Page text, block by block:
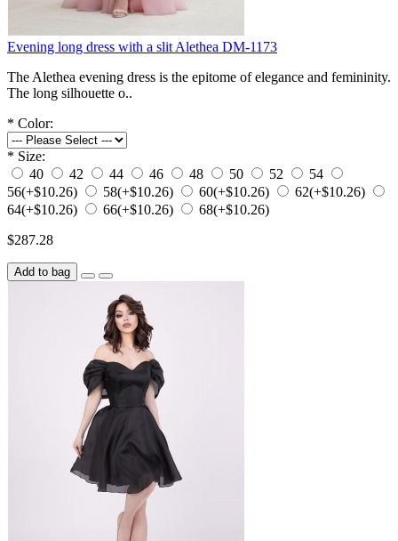
Evening long dress with a slit Alethea DM-1173
The Alethea evening dress is the epitome of elegance and femininity.
The long silhouette o..
* Color:
* Size:
40
42 44 46 48 50 52
54
56(+$10.26) 58(+$10.26) 60(+$10.26) 62(+$10.26)
64(+$10.26) 66(+$10.26) 68(+$10.26)
$287.28
Add to bag